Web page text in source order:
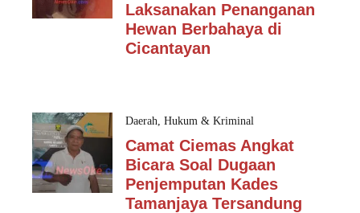
Laksanakan Penanganan
Hewan Berbahaya di
Cicantayan
Daerah, Hukum & Kriminal
Camat Ciemas Angkat
Bicara Soal Dugaan
Penjemputan Kades
Tamanjaya Tersandung